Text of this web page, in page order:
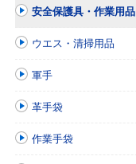
安全保護具・作業用品
ウエス・清掃用品
軍手
革手袋
作業手袋